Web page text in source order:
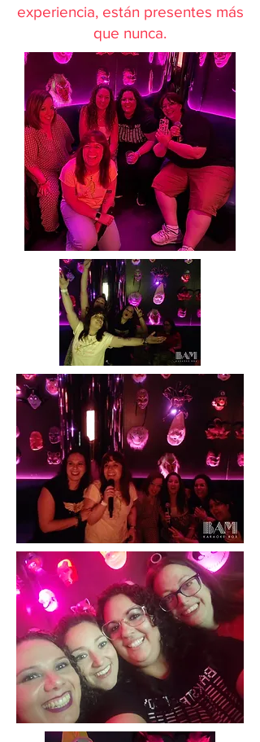
experiencia, están presentes más
que nunca.